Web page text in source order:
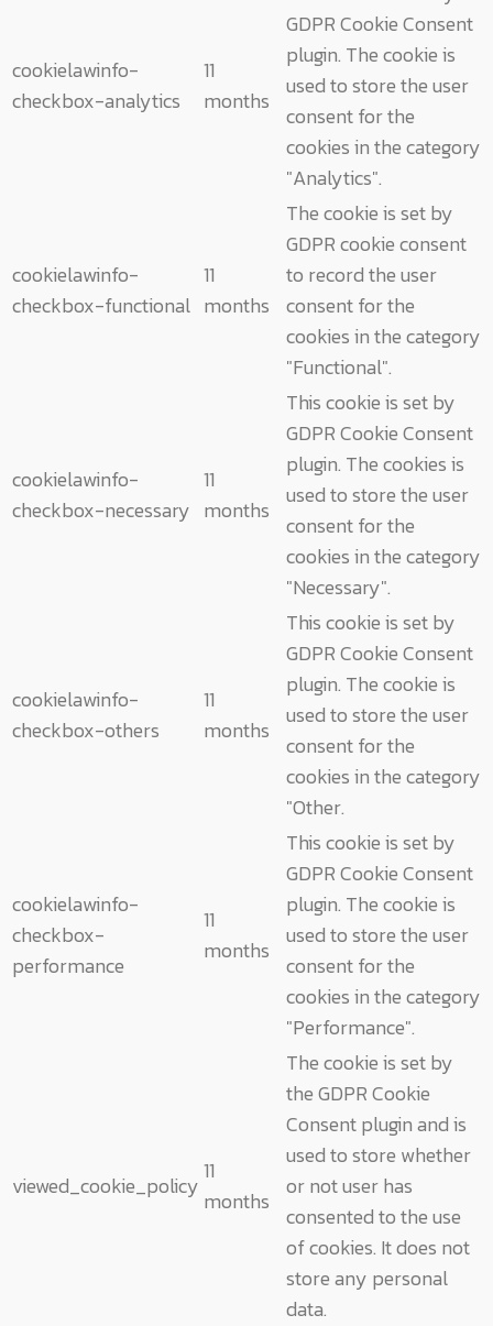
cookielawinfo-
checkbox-analytics
11
months
GDPR Cookie Consent
plugin. The cookie is
used to store the user
consent for the
cookies in the category
"Analytics".
cookielawinfo-
checkbox-functional
11
months
The cookie is set by
GDPR cookie consent
to record the user
consent for the
cookies in the category
"Functional".
cookielawinfo-
checkbox-necessary
11
months
This cookie is set by
GDPR Cookie Consent
plugin. The cookies is
used to store the user
consent for the
cookies in the category
"Necessary".
cookielawinfo-
checkbox-others
11
months
This cookie is set by
GDPR Cookie Consent
plugin. The cookie is
used to store the user
consent for the
cookies in the category
"Other.
cookielawinfo-
checkbox-
performance
11
months
This cookie is set by
GDPR Cookie Consent
plugin. The cookie is
used to store the user
consent for the
cookies in the category
"Performance".
viewed_cookie_policy
11
months
The cookie is set by
the GDPR Cookie
Consent plugin and is
used to store whether
or not user has
consented to the use
of cookies. It does not
store any personal
data.